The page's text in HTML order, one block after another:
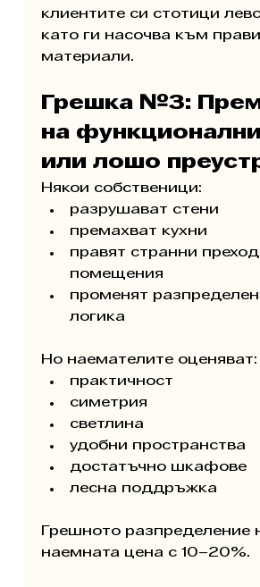
клиентите си стотици
като ги насочва към
материали.
Грешка №3:
на
или лошо
Някои собственици:
разрушават стени
премахват кухни
правят странни
помещения
променят
логика
Но наемателите оценяват:
практичност
симетрия
светлина
удобни пространства
достатъчно шкафове
лесна поддръжка
Грешното разпределение
наемната цена с 10–20%.